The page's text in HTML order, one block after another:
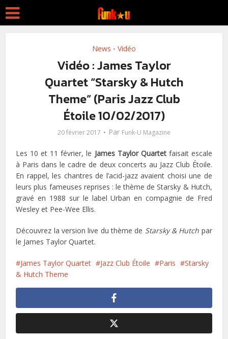
News • Vidéo
Vidéo : James Taylor
Quartet “Starsky & Hutch
Theme” (Paris Jazz Club
Étoile 10/02/2017)
20 février 2017 Par Funk-U Magazine
Les 10 et 11 février, le James Taylor Quartetfaisait escale
à Paris dans le cadre de deux concerts au Jazz Club Étoile.
En rappel, les chantres de l’acid-jazz avaient choisi une de
leurs plus fameuses reprises : le thème de Starsky & Hutch,
gravé en 1988 sur le label Urban en compagnie de Fred
Wesley et Pee-Wee Ellis.
Découvrez la version live du thème de Starsky & Hutch par
le James Taylor Quartet.
James Taylor Quartet Jazz Club Étoile Paris
Starsky
& Hutch Theme